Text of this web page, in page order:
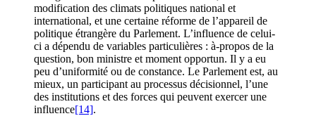
modification des climats politiques national et
international, et une certaine réforme de l’appareil de
politique étrangère du Parlement. L’influence de celui-
ci a dépendu de variables particulières : à-propos de la
question, bon ministre et moment opportun. Il y a eu
peu d’uniformité ou de constance. Le Parlement est, au
mieux, un participant au processus décisionnel, l’une
des institutions et des forces qui peuvent exercer une
influence[14].